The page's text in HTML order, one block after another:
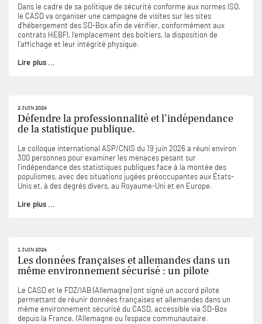
Dans le cadre de sa politique de sécurité conforme aux normes ISO,
le CASD va organiser une campagne de visites sur les sites
d’hébergement des SD-Box afin de vérifier, conformément aux
contrats HEBFI, l’emplacement des boîtiers, la disposition de
l’affichage et leur intégrité physique.
Lire plus ...
2 JUIN 2026
Défendre la professionnalité et l’indépendance
de la statistique publique.
Le colloque international ASP/CNIS du 19 juin 2026 a réuni environ
300 personnes pour examiner les menaces pesant sur
l’indépendance des statistiques publiques face à la montée des
populismes, avec des situations jugées préoccupantes aux États-
Unis et, à des degrés divers, au Royaume-Uni et en Europe.
Lire plus ...
1 JUIN 2026
Les données françaises et allemandes dans un
même environnement sécurisé : un pilote
Le CASD et le FDZ/IAB (Allemagne) ont signé un accord pilote
permettant de réunir données françaises et allemandes dans un
même environnement sécurisé du CASD, accessible via SD-Box
depuis la France, l’Allemagne ou l’espace communautaire.